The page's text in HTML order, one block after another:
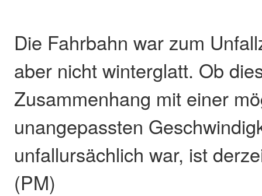
Die Fahrbahn war zum
aber nicht winterglatt. Ob
Zusammenhang mit einer
unangepassten
unfallursächlich war, ist
(PM)